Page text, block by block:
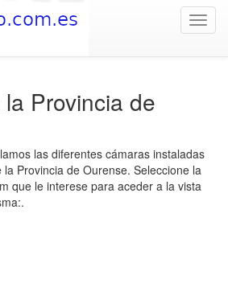
Provincia de
las diferentes cámaras instaladas
Provincia de Ourense. Seleccione la
que le interese para aceder a la vista